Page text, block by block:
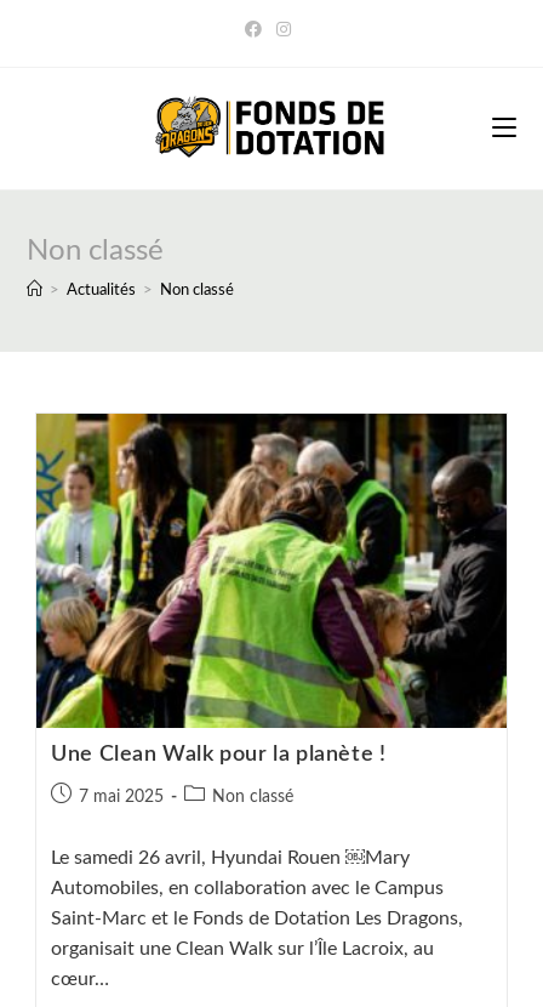
Non classé
> Actualités > Non classé
Une Clean Walk pour la planète !
Publication
7 mai 2025
PostNon classé
Le samedi 26 avril, Hyundai Rouen ￼Mary
Automobiles, en collaboration avec le Campus
Saint-Marc et le Fonds de Dotation Les Dragons,
organisait une Clean Walk sur l’Île Lacroix, au
cœur…